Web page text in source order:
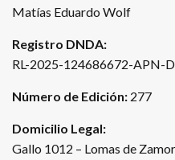
Matías Eduardo Wolf
Registro DNDA:
RL-2025-124686672-APN-
Número de Edición: 277
Domicilio Legal:
Gallo 1012 – Lomas de